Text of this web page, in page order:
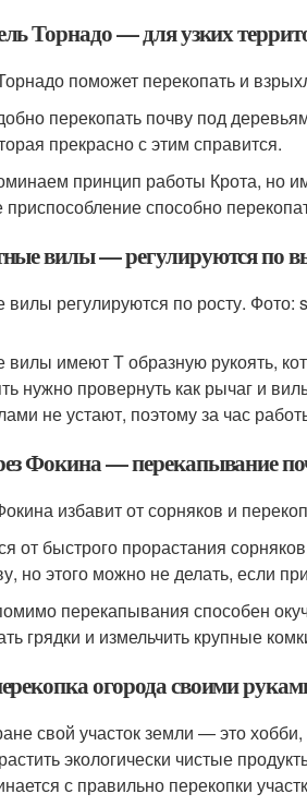
Торнадо — для узких
поможет перекопать и
перекопать почву под
прекрасно с этим справится.
принцип работы Крота, но
приспособление способно
вилы — регулируются по
регулируются по росту. Фото:
имеют Т образную рукоять,
нужно провернуть как рычаг и
не устают, поэтому за час
Фокина — перекапывание
избавит от сорняков и
от быстрого прорастания
но этого можно не делать, если
перекапывания способен
грядки и измельчить крупные
огорода своими
свой участок земли — это
экологически чистые
с правильно перекопки